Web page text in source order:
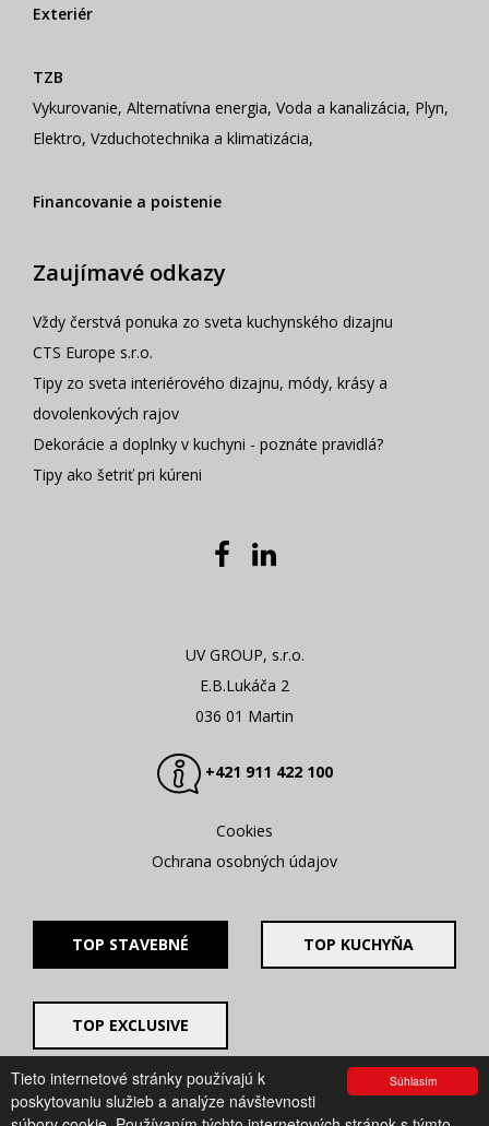
Súhlasím
Tieto internetové stránky používajú k
poskytovaniu služieb a analýze návštevnosti
Exteriér
TZB
Vykurovanie, Alternatívna energia, Voda a kanalizácia, Plyn,
Elektro, Vzduchotechnika a klimatizácia,
Financovanie a poistenie
Zaujímavé odkazy
Vždy čerstvá ponuka zo sveta kuchynského dizajnu
CTS Europe s.r.o.
Tipy zo sveta interiérového dizajnu, módy, krásy a
dovolenkových rajov
Dekorácie a doplnky v kuchyni - poznáte pravidlá?
Tipy ako šetriť pri kúreni
UV GROUP, s.r.o.
E.B.Lukáča 2
036 01 Martin
+421 911 422 100
Cookies
Ochrana osobných údajov
TOP STAVEBNÉ TOP KUCHYŇA
TOP EXCLUSIVE
© 2008 - 2026. UV GROUP s.r.o. |
Created by CTS Europe
s.r.o.